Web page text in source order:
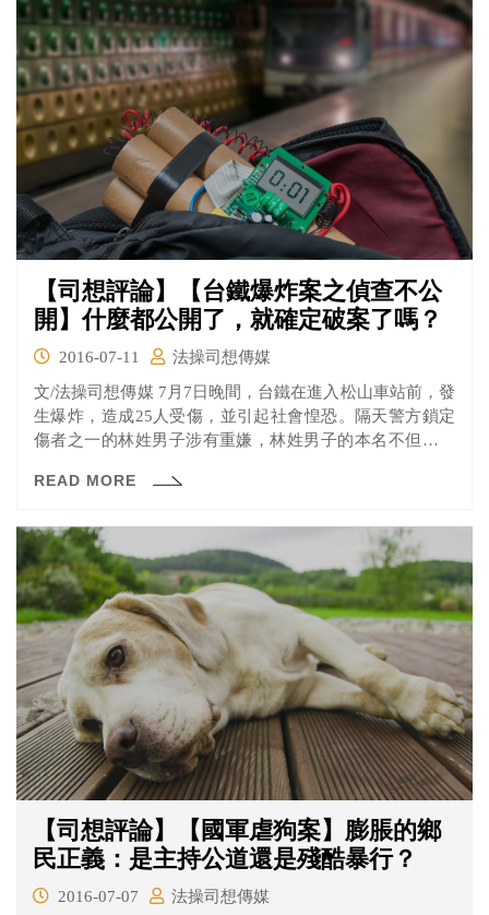
【司想評論】【台鐵爆炸案之偵查不公
開】什麼都公開了，就確定破案了嗎？
2016-07-11
法操司想傳媒
文/法操司想傳媒 7月7日晚間，台鐵在進入松山車站前，發
生爆炸，造成25人受傷，並引起社會惶恐。隔天警方鎖定
傷者之一的林姓男子涉有重嫌，林姓男子的本名不但被曝
READ MORE
【司想評論】【國軍虐狗案】膨脹的鄉
民正義：是主持公道還是殘酷暴行？
2016-07-07
法操司想傳媒